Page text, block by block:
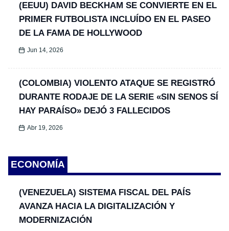
(EEUU) DAVID BECKHAM SE CONVIERTE EN EL
PRIMER FUTBOLISTA INCLUÍDO EN EL PASEO
DE LA FAMA DE HOLLYWOOD
Jun 14, 2026
(COLOMBIA) VIOLENTO ATAQUE SE REGISTRÓ
DURANTE RODAJE DE LA SERIE «SIN SENOS SÍ
HAY PARAÍSO» DEJÓ 3 FALLECIDOS
Abr 19, 2026
ECONOMÍA
(VENEZUELA) SISTEMA FISCAL DEL PAÍS
AVANZA HACIA LA DIGITALIZACIÓN Y
MODERNIZACIÓN